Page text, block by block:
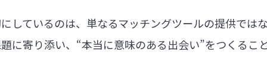
しているのは、単なるマッチングツールの提供では
に寄り添い、“本当に意味のある出会い”をつくるこ